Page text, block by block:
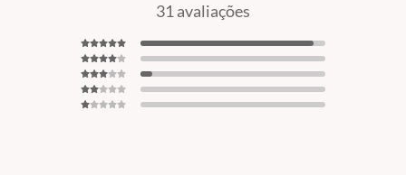
31 avaliações